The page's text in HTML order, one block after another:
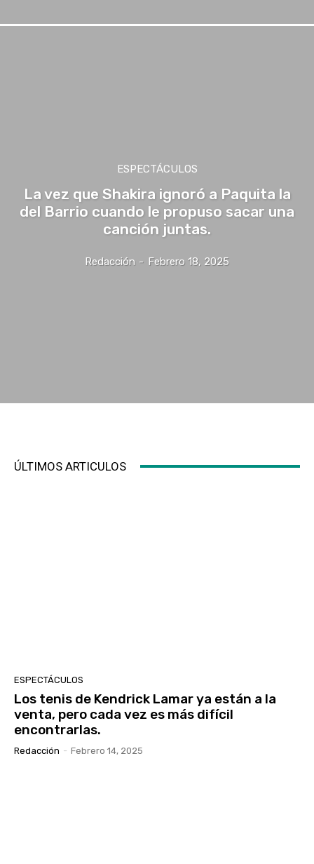
ESPECTÁCULOS
La vez que Shakira ignoró a Paquita la
del Barrio cuando le propuso sacar una
canción juntas.
Redacción - Febrero 18, 2025
ÚLTIMOS ARTICULOS
ESPECTÁCULOS
Los tenis de Kendrick Lamar ya están a la
venta, pero cada vez es más difícil
encontrarlas.
Redacción - Febrero 14, 2025